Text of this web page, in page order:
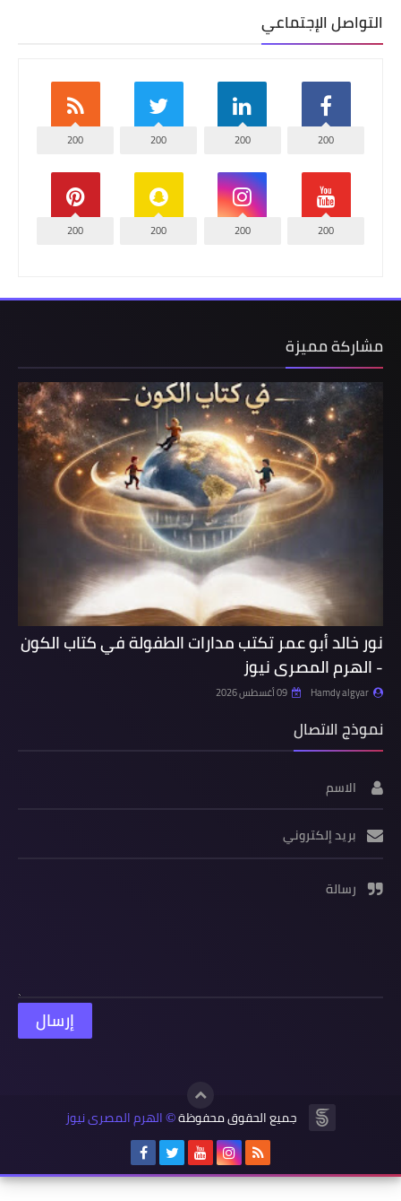
التواصل الإجتماعي
200
200
200
200
200
200
200
200
مشاركة مميزة
نور خالد أبو عمر تكتب مدارات الطفولة في كتاب الكون
- الهرم المصرى نيوز
Hamdy algyar 09 أغسطس 2026
نموذج الاتصال
الاسم
بريد إلكتروني
رسالة
جميع الحقوق محفوظة© الهرم المصرى نيوز